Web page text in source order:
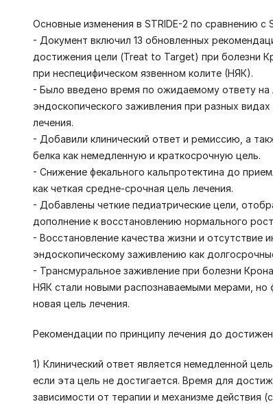
Основные изменения в STRIDE-2 по сравнению с
- Документ включил 13 обновленных
достижения цели (Treat to Target) при болезни
при неспецифическом язвенном колите (НЯК).
- Было введено время по ожидаемому ответу на
эндоскопического заживления при разных
лечения.
- Добавили клинический ответ и ремиссию, а
белка как немедленную и краткосрочную цель.
- Снижение фекального кальпротектина до
как четкая средне-срочная цель лечения.
- Добавлены четкие педиатрические цели,
дополнение к восстановлению нормального
- Восстановление качества жизни и отсутствие
эндоскопическому заживлению как
- Трансмуральное заживление при болезни
НЯК стали новыми распознаваемыми мерами, но
новая цель лечения.
Рекомендации по принципу лечения до
1) Клинический ответ является немедленной
если эта цель не достигается. Время для
зависимости от терапии и механизме действия